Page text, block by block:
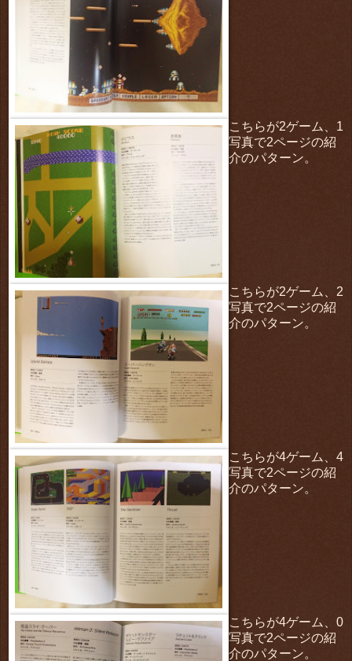
こちらが2ゲーム、1
写真で2ページの紹
介のパターン。
こちらが2ゲーム、2
写真で2ページの紹
介のパターン。
こちらが4ゲーム、4
写真で2ページの紹
介のパターン。
こちらが4ゲーム、0
写真で2ページの紹
介のパターン。